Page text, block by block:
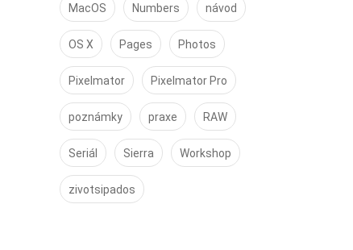
MacOS Numbers návod
OS X Pages Photos
Pixelmator Pixelmator Pro
poznámky praxe RAW
Seriál Sierra Workshop
zivotsipados